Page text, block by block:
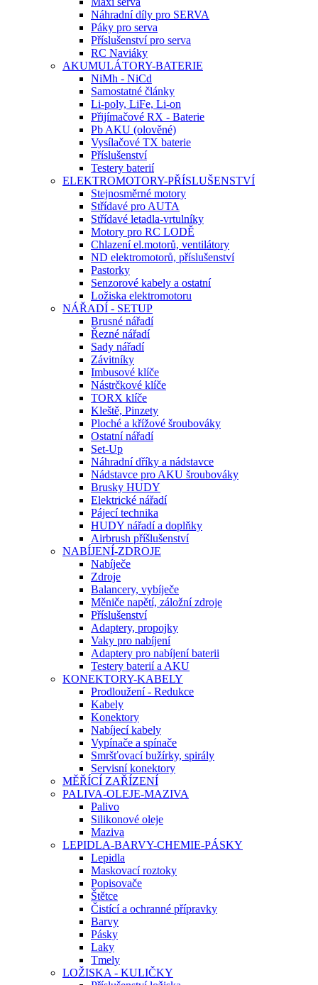
Náhradní díly pro SERVA
Páky pro serva
Příslušenství pro serva
RC Naviáky
AKUMULÁTORY-BATERIE
NiMh - NiCd
Samostatné články
Li-poly, LiFe, Li-on
Přijímačové RX - Baterie
Pb AKU (olověné)
Vysílačové TX baterie
Příslušenství
Testery baterií
ELEKTROMOTORY-PŘÍSLUŠENSTVÍ
Stejnosměrné motory
Střídavé pro AUTA
Střídavé letadla-vrtulníky
Motory pro RC LODĚ
Chlazení el.motorů, ventilátory
ND elektromotorů, příslušenství
Pastorky
Senzorové kabely a ostatní
Ložiska elektromotoru
NÁŘADÍ - SETUP
Brusné nářadí
Řezné nářadí
Sady nářadí
Závitníky
Imbusové klíče
Nástrčkové klíče
TORX klíče
Kleště, Pinzety
Ploché a křížové šroubováky
Ostatní nářadí
Set-Up
Náhradní dříky a nádstavce
Nádstavce pro AKU šroubováky
Brusky HUDY
Elektrické nářadí
Pájecí technika
HUDY nářadí a doplňky
Airbrush příšlušenství
NABÍJENÍ-ZDROJE
Nabíječe
Zdroje
Balancery, vybíječe
Měniče napětí, záložní zdroje
Příslušenství
Adaptery, propojky
Vaky pro nabíjení
Adaptery pro nabíjení baterii
Testery baterií a AKU
KONEKTORY-KABELY
Prodloužení - Redukce
Kabely
Konektory
Nabíjecí kabely
Vypínače a spínače
Smršťovací bužírky, spirály
Servisní konektory
MĚŘÍCÍ ZAŘÍZENÍ
PALIVA-OLEJE-MAZIVA
Palivo
Silikonové oleje
Maziva
LEPIDLA-BARVY-CHEMIE-PÁSKY
Lepidla
Maskovací roztoky
Popisovače
Štětce
Čistící a ochranné přípravky
Barvy
Pásky
Laky
Tmely
LOŽISKA - KULIČKY